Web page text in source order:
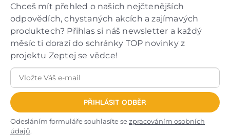
Chceš mít přehled o našich nejčtenějších
odpovědích, chystaných akcích a zajímavých
produktech? Přihlas si náš newsletter a každý
měsíc ti dorazí do schránky TOP novinky z
projektu Zeptej se vědce!
PŘIHLÁSIT ODBĚR
Odesláním formuláře souhlasíte sezpracováním osobních
údajů.